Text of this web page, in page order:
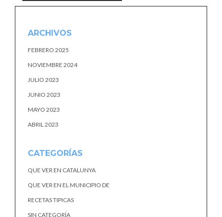
ARCHIVOS
FEBRERO 2025
NOVIEMBRE 2024
JULIO 2023
JUNIO 2023
MAYO 2023
ABRIL 2023
CATEGORÍAS
QUE VER EN CATALUNYA
QUE VER EN EL MUNICIPIO DE
RECETAS TIPICAS
SIN CATEGORÍA